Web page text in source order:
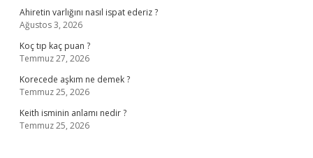
Ahiretin varlığını nasıl ispat ederiz ?
Ağustos 3, 2026
Koç tıp kaç puan ?
Temmuz 27, 2026
Korecede aşkım ne demek ?
Temmuz 25, 2026
Keith isminin anlamı nedir ?
Temmuz 25, 2026